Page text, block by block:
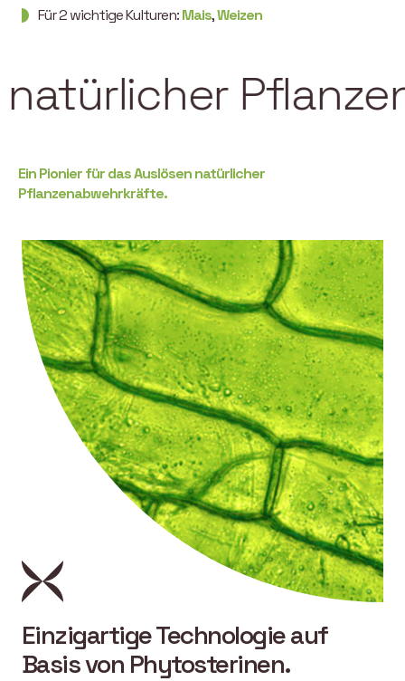
Für 2 wichtige Kulturen:Mais,Weizen
Ein Pionier für das Auslösen natürlicher
Pflanzenabwehrkräfte.
Einzigartige Technologie auf
Basis von Phytosterinen.